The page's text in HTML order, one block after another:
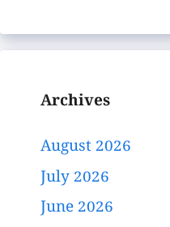
Archives
August 2026
July 2026
June 2026